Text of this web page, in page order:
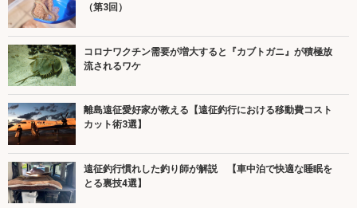
（第3回）
コロナワクチン需要が増大すると『カブトガニ』が積極放
流されるワケ
離島遠征愛好家が教える【遠征釣行における移動費コスト
カット術3選】
遠征釣行慣れした釣り師が解説 【車中泊で快適な睡眠を
とる裏技4選】